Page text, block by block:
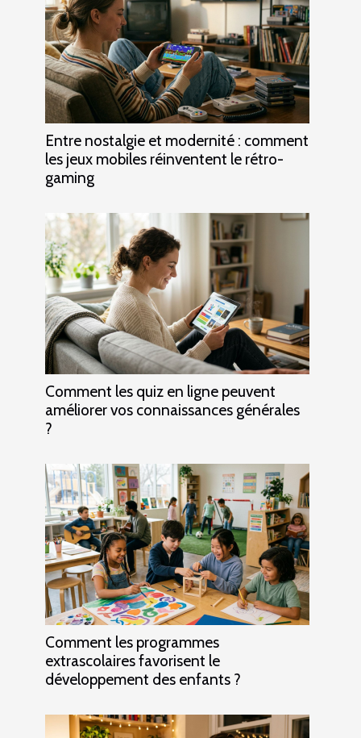
Entre nostalgie et modernité : comment
les jeux mobiles réinventent le rétro-
gaming
Comment les quiz en ligne peuvent
améliorer vos connaissances générales
?
Comment les programmes
extrascolaires favorisent le
développement des enfants ?